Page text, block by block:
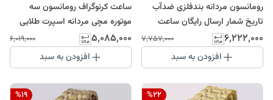
رومانسون مردانه بندفلزی ضدآب
تاریخ شمار ارسال رایگان ساعت
طلایی سفید حراج ساعت فروش
ویژه ROMANSON سه موتور
کرنوگراف
۶٬۲۲۲٬۰۰۰ ۷٬۷۵۷٬۰۰۰
افزودن به سبد
ساعت کرنوگراف رومانسون سه
موتوره مچی مردانه اسپرت طلایی
SPORT رومانسونROMANSON
ضدآب ساعت خاص عقربه ای بند
فلزی کرنوگراف
۵٬۰۸۵٬۰۰۰ ۶٬۰۱۹٬۰۰۰
افزودن به سبد
%22
%19